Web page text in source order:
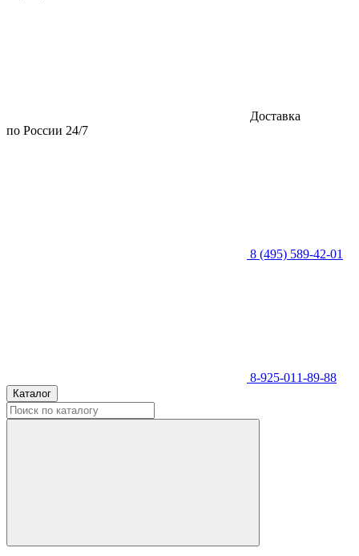
Доставка
по России 24/7
8 (495) 589-42-01
8-925-011-89-88
Каталог